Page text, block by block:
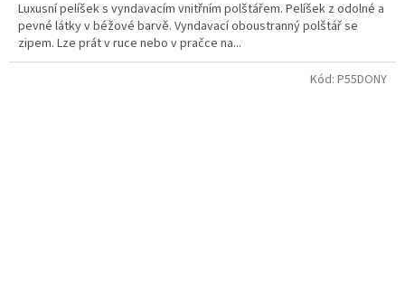
Luxusní pelíšek s vyndavacím vnitřním polštářem. Pelíšek z odolné a
pevné látky v béžové barvě. Vyndavací oboustranný polštář se
zipem. Lze prát v ruce nebo v pračce na...
Kód: P55DONY